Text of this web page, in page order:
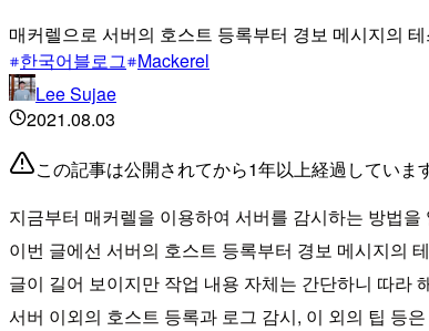
매커렐으로 서버의 호스트 등록부터 경보 메시지의
한국어블로그 Mackerel
Lee Sujae
2021.08.03
この記事は公開されてから1年以上経過していま
지금부터 매커렐을 이용하여 서버를 감시하는 방법을
이번 글에선 서버의 호스트 등록부터 경보 메시지의
글이 길어 보이지만 작업 내용 자체는 간단하니 따라
서버 이외의 호스트 등록과 로그 감시, 이 외의 팁 등